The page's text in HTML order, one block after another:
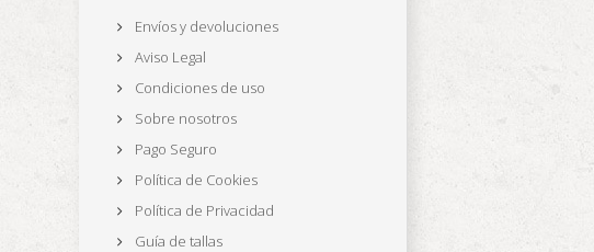
Envíos y devoluciones
Aviso Legal
Condiciones de uso
Sobre nosotros
Pago Seguro
Política de Cookies
Política de Privacidad
Guía de tallas